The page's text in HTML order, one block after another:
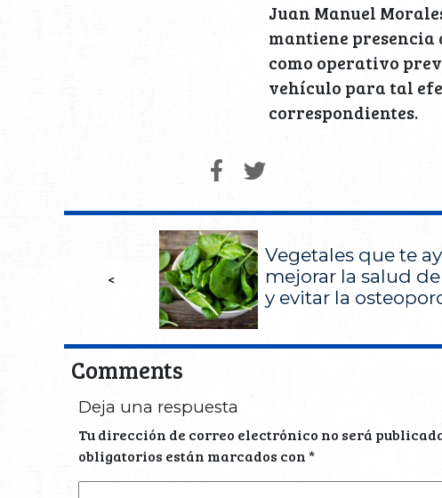
Juan Manuel
mantiene presencia
como operativo
vehículo para tal
correspondientes.
<
Vegetales que te
mejorar la salud
y evitar la
Comments
Deja una respuesta
Tu dirección de correo electrónico no será
obligatorios están marcados con*